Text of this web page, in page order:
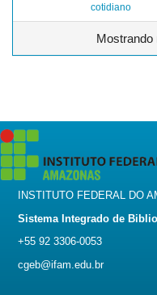
cotidiano
Mostrando
INSTITUTO FEDERAL DO
Sistema Integrado de
+55 92 3306-0053
cgeb@ifam.edu.br